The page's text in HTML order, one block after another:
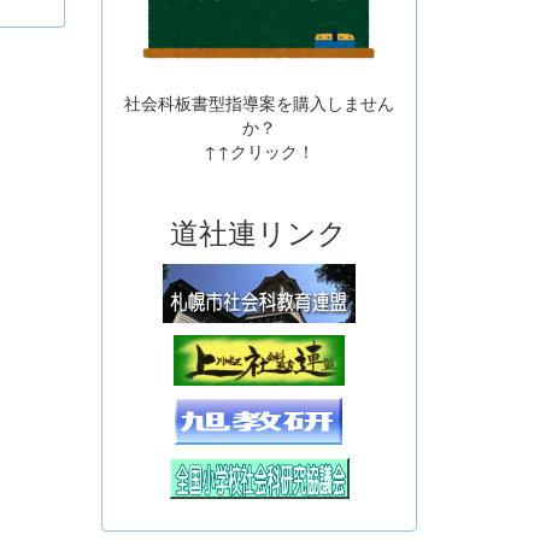
社会科板書型指導案を購入しません
か？
↑↑クリック！
道社連リンク